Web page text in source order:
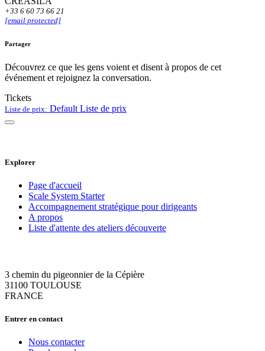
+33 6 60 73 66 21
[email protected]
Partager
Découvrez ce que les gens voient et disent à propos de cet
événement et rejoignez la conversation.
Tickets
Liste de prix: Default Liste de prix
Explorer
Page d'accueil
Scale System Starter
Accompagnement stratégique pour dirigeants
A propos
Liste d'attente des ateliers découverte
3 chemin du pigeonnier de la Cépière
31100 TOULOUSE
FRANCE
Entrer en contact
Nous contacter